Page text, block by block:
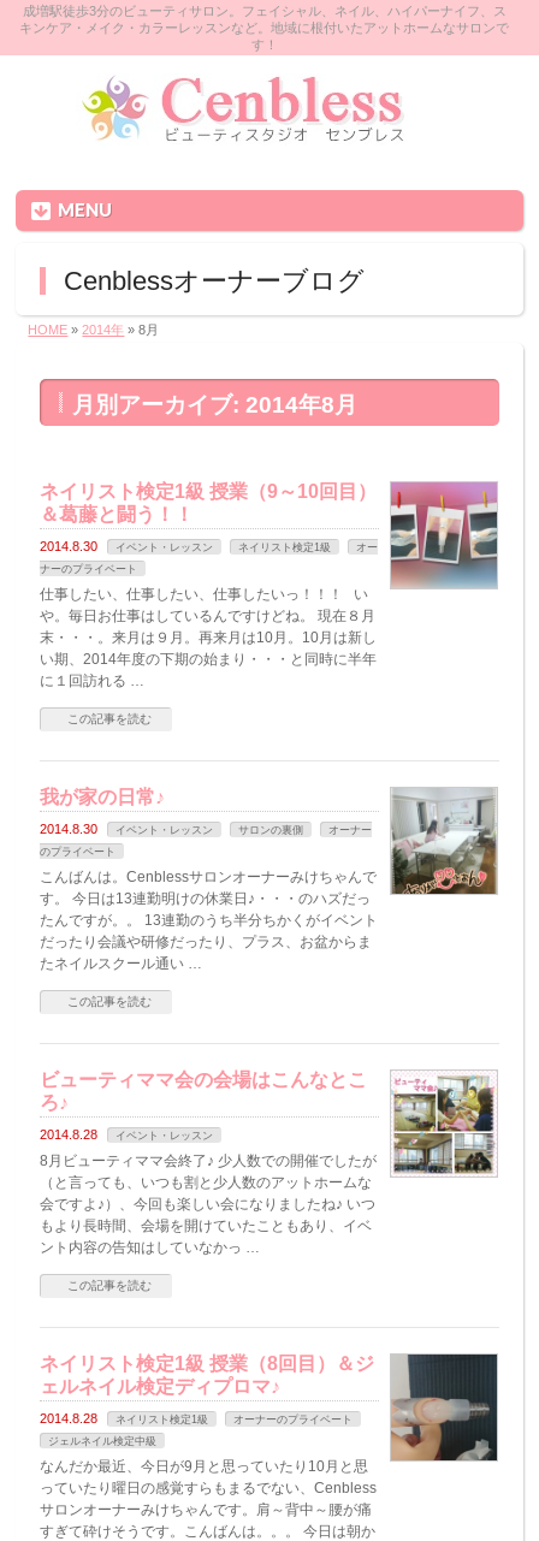
成増駅徒歩3分のビューティサロン。フェイシャル、ネイル、ハイパーナイフ、ス
キンケア・メイク・カラーレッスンなど。地域に根付いたアットホームなサロンで
す！
MENU
Cenblessオーナーブログ
HOME »2014年 »8月
月別アーカイブ: 2014年8月
ネイリスト検定1級 授業（9～10回目）
＆葛藤と闘う！！
2014.8.30 イベント・レッスン ネイリスト検定1級
オー
ナーのプライベート
仕事したい、仕事したい、仕事したいっ！！！ い
や。毎日お仕事はしているんですけどね。 現在８月
末・・・。来月は９月。再来月は10月。10月は新し
い期、2014年度の下期の始まり・・・と同時に半年
に１回訪れる …
この記事を読む
我が家の日常♪
2014.8.30 イベント・レッスン サロンの裏側
オーナー
のプライベート
こんばんは。Cenblessサロンオーナーみけちゃんで
す。 今日は13連勤明けの休業日♪・・・のハズだっ
たんですが。。 13連勤のうち半分ちかくがイベント
だったり会議や研修だったり、プラス、お盆からま
たネイルスクール通い …
この記事を読む
ビューティママ会の会場はこんなとこ
ろ♪
2014.8.28 イベント・レッスン
8月ビューティママ会終了♪ 少人数での開催でしたが
（と言っても、いつも割と少人数のアットホームな
会ですよ♪）、今回も楽しい会になりましたね♪ いつ
もより長時間、会場を開けていたこともあり、イベ
ント内容の告知はしていなかっ …
この記事を読む
ネイリスト検定1級 授業（8回目）＆ジ
ェルネイル検定ディプロマ♪
2014.8.28 ネイリスト検定1級
オーナーのプライベート
ジェルネイル検定中級
なんだか最近、今日が9月と思っていたり10月と思
っていたり曜日の感覚すらもまるでない、Cenbless
サロンオーナーみけちゃんです。肩～背中～腰が痛
すぎて砕けそうです。こんばんは。。。 今日は朝か